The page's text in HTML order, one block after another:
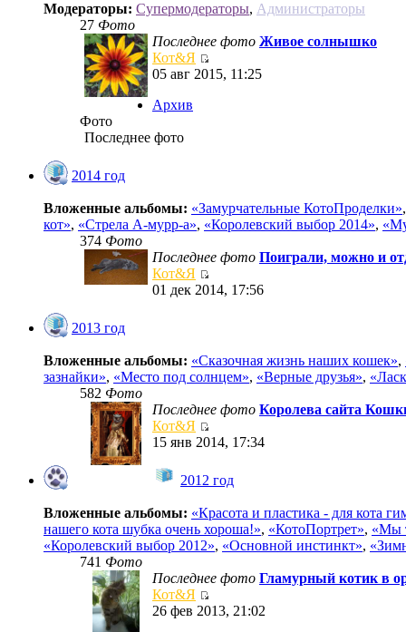
Модераторы: Супермодераторы, Администраторы
27 Фото
Последнее фото Живое солнышко
Кот&Я
05 авг 2015, 11:25
Архив
Фото
Последнее фото
2014 год
Вложенные альбомы: «Замурчательные КотоПроделки»,
кот», «Стрела А-мурр-а», «Королевский выбор 2014»,
374 Фото
Последнее фото Поиграли, можно и
Кот&Я
01 дек 2014, 17:56
2013 год
Вложенные альбомы: «Сказочная жизнь наших кошек»,
зазнайки», «Место под солнцем», «Верные друзья»,
582 Фото
Последнее фото Королева сайта
Кот&Я
15 янв 2014, 17:34
2012 год
Вложенные альбомы: «Красота и пластика - для кота
нашего кота шубка очень хороша!», «КотоПортрет», «Мы
«Королевский выбор 2012», «Основной инстинкт»,
741 Фото
Последнее фото Гламурный котик в
Кот&Я
26 фев 2013, 21:02